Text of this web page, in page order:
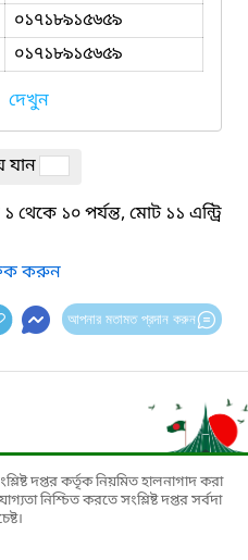
০১৭১৮৯১৫৬৫৯
০১৭১৮৯১৫৬৫৯
দেখুন
যান
থেকে ১০ পর্যন্ত, মোট ১১ এন্ট্রি
করুন
আপনার মতামত প্রদান করুন
দপ্তর কর্তৃক নিয়মিত হালনাগাদ করা
নিশ্চিত করতে সংশ্লিষ্ট দপ্তর সর্বদা